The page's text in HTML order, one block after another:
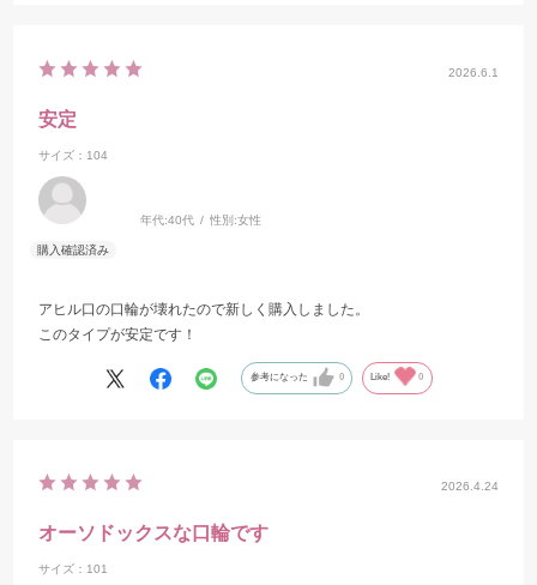
2026.6.1
安定
サイズ：104
年代:40代 性別:女性
アヒル口の口輪が壊れたので新しく購入しました。
このタイプが安定です！
参考になった 0 Like! 0
2026.4.24
オーソドックスな口輪です
サイズ：101